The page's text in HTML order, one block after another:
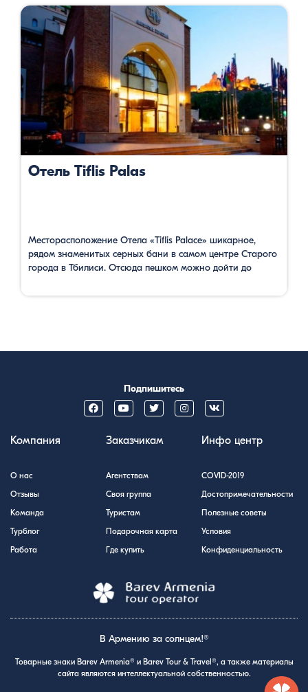
имеют возможность наслаждаться свежим воздухом в
саду, где есть открытый бассейн, …
Отель Tiflis Palas
Месторасположение Отела «Tiflis Palace» шикарное,
рядом знаменитых серных бани в самом центре Старого
города в Тбилиси. Отсюда пешком можно дойти до
Подпишитесь
Компания
О нас
Отзывы
Команда
Турблог
Работа
Заказчикам
Агентствам
Своя группа
Туристам
Подарочная карта
Где купить
Инфо центр
COVID-2019
Достопримечательности
Полезные советы
Условия
Конфиденциальность
В Армению за солнцем!®
Товарные знаки Barev Armenia® и Barev Tour & Travel®, а также материалы
сайта являются интеллектуальной собственностью.